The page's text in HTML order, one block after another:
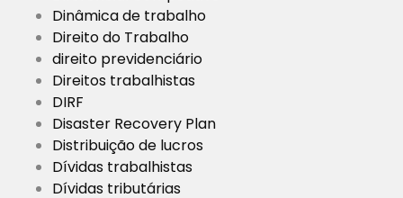
Dinâmica de trabalho
Direito do Trabalho
direito previdenciário
Direitos trabalhistas
DIRF
Disaster Recovery Plan
Distribuição de lucros
Dívidas trabalhistas
Dívidas tributárias